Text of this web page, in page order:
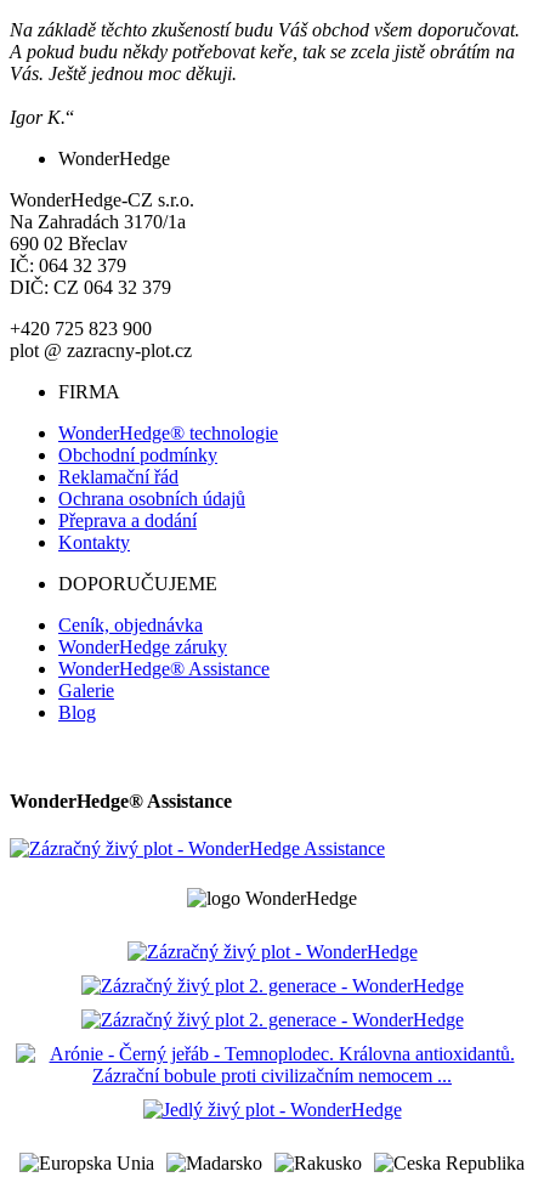
Na základě těchto zkušeností budu Váš obchod všem doporučovat.
A pokud budu někdy potřebovat keře, tak se zcela jistě obrátím na
Vás. Ještě jednou moc děkuji.
Igor K.“
WonderHedge
WonderHedge-CZ s.r.o.
Na Zahradách 3170/1a
690 02 Břeclav
IČ: 064 32 379
DIČ: CZ 064 32 379
+420 725 823 900
plot @ zazracny-plot.cz
FIRMA
WonderHedge® technologie
Obchodní podmínky
Reklamační řád
Ochrana osobních údajů
Přeprava a dodání
Kontakty
DOPORUČUJEME
Ceník, objednávka
WonderHedge záruky
WonderHedge® Assistance
Galerie
Blog
WonderHedge® Assistance